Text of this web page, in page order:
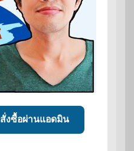
สั่งซื้อผ่านแอดมิน